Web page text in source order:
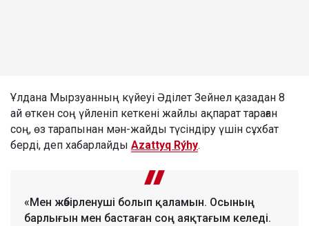
Ұлдана Мырзуанның күйеуі Әділет Зейнел қазадан 8
ай өткен соң үйленіп кеткені жайлы ақпарат тараған
соң, өз тарапынан мән-жайды түсіндіру үшін сұхбат
берді, деп хабарлайды Azattyq Rýhy.
«Мен жәбірленуші болып қаламын. Осының
барлығын мен бастаған соң аяқтағым келеді.